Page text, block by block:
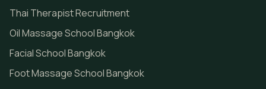
Thai Therapist Recruitment
Oil Massage School Bangkok
Facial School Bangkok
Foot Massage School Bangkok